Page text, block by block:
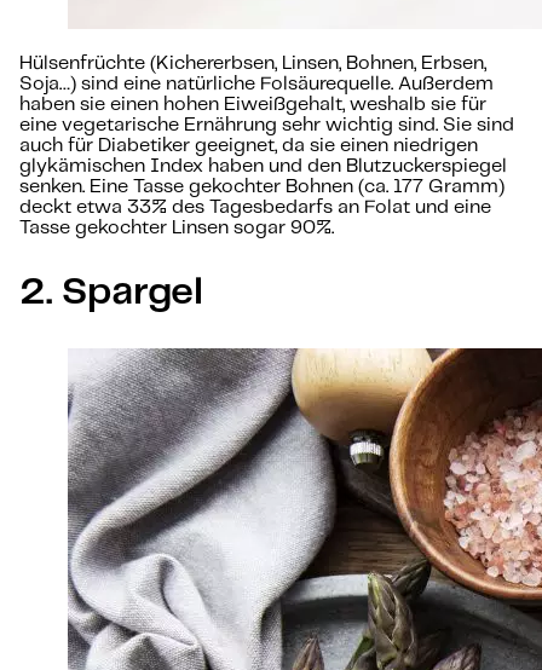
Hülsenfrüchte (Kichererbsen, Linsen, Bohnen, Erbsen,
Soja…) sind eine natürliche Folsäurequelle. Außerdem
haben sie einen hohen Eiweißgehalt, weshalb sie für
eine vegetarische Ernährung sehr wichtig sind. Sie sind
auch für Diabetiker geeignet, da sie einen niedrigen
glykämischen Index haben und den Blutzuckerspiegel
senken. Eine Tasse gekochter Bohnen (ca. 177 Gramm)
deckt etwa 33% des Tagesbedarfs an Folat und eine
Tasse gekochter Linsen sogar 90%.
2. Spargel